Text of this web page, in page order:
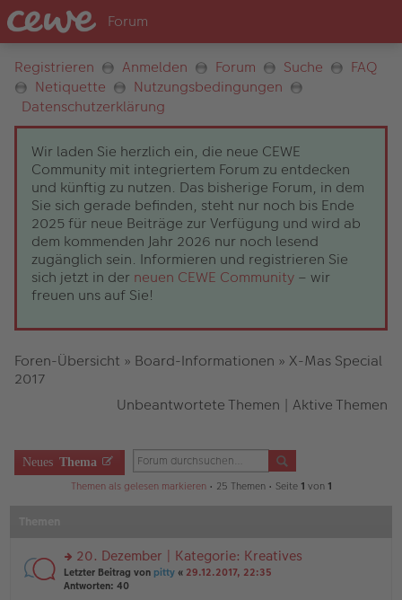
Registrieren Anmelden Forum Suche
FAQ
Netiquette
Nutzungsbedingungen
Datenschutzerklärung
Wir laden Sie herzlich ein, die neue CEWE
Community mit integriertem Forum zu entdecken
und künftig zu nutzen. Das bisherige Forum, in dem
Sie sich gerade befinden, steht nur noch bis Ende
2025 für neue Beiträge zur Verfügung und wird ab
dem kommenden Jahr 2026 nur noch lesend
zugänglich sein. Informieren und registrieren Sie
sich jetzt in der neuen CEWE Community – wir
freuen uns auf Sie!
Foren-Übersicht » Board-Informationen » X-Mas Special
2017
Unbeantwortete Themen | Aktive Themen
Neues Thema
Themen als gelesen markieren• 25 Themen • Seite 1 von 1
rs
te
20. Dezember | Kategorie: Kreatives
Letzter Beitrag von pitty « 29.12.2017, 22:35
Antworten: 40